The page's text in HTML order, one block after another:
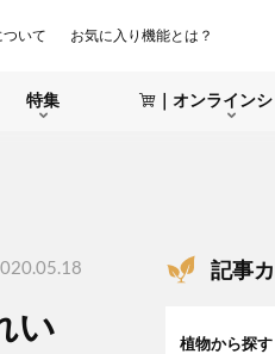
いて お気に入り機能とは？
特集 ｜オンライン
い
記事
植物から探す